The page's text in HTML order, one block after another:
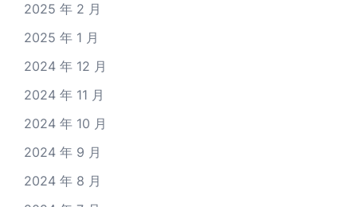
2025 年 2 月
2025 年 1 月
2024 年 12 月
2024 年 11 月
2024 年 10 月
2024 年 9 月
2024 年 8 月